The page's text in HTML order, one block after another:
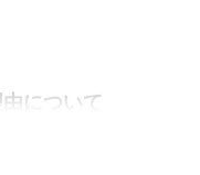
について